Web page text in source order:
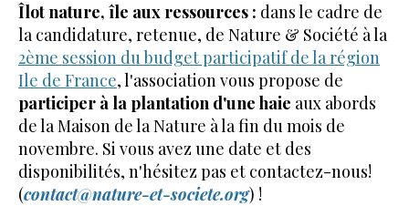
Îlot nature, île aux ressources : dans le cadre de
la candidature, retenue, de Nature & Société à la
2ème session du budget participatif de la région
Ile de France, l'association vous propose de
participer à la plantation d'une haie aux abords
de la Maison de la Nature à la fin du mois de
novembre. Si vous avez une date et des
disponibilités, n'hésitez pas et contactez-nous!
(contact@nature-et-societe.org) !